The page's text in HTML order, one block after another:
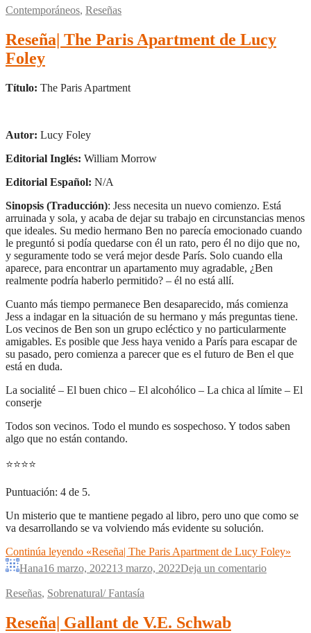
Contemporáneos, Reseñas
Reseña| The Paris Apartment de Lucy
Foley
Título: The Paris Apartment
Autor: Lucy Foley
Editorial Inglés: William Morrow
Editorial Español: N/A
Sinopsis (Traducción): Jess necesita un nuevo comienzo. Está
arruinada y sola, y acaba de dejar su trabajo en circunstancias menos
que ideales. Su medio hermano Ben no parecía emocionado cuando
le preguntó si podía quedarse con él un rato, pero él no dijo que no,
y seguramente todo se verá mejor desde París. Solo cuando ella
aparece, para encontrar un apartamento muy agradable, ¿Ben
realmente podría haberlo permitido? – él no está allí.
Cuanto más tiempo permanece Ben desaparecido, más comienza
Jess a indagar en la situación de su hermano y más preguntas tiene.
Los vecinos de Ben son un grupo ecléctico y no particularmente
amigables. Es posible que Jess haya venido a París para escapar de
su pasado, pero comienza a parecer que es el futuro de Ben el que
está en duda.
La socialité – El buen chico – El alcohólico – La chica al límite – El
conserje
Todos son vecinos. Todo el mundo es sospechoso. Y todos saben
algo que no están contando.
⭐⭐⭐⭐
Puntuación: 4 de 5.
Un misterio que te mantiene pegado al libro, pero uno que como se
va desarrollando se va volviendo más evidente su solución.
Continúa leyendo «Reseña| The Paris Apartment de Lucy Foley»
Hana16 marzo, 202213 marzo, 2022Deja un comentario
Reseñas, Sobrenatural/ Fantasía
Reseña| Gallant de V.E. Schwab